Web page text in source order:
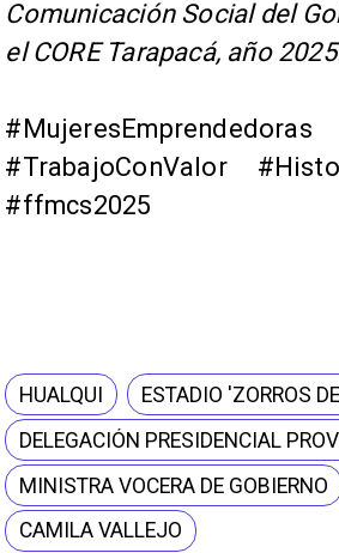
Comunicación Social del
el CORE Tarapacá, año
#TrabajoConValor
#ffmcs2025
HUALQUI
ESTADIO 'ZORROS
DELEGACIÓN PRESIDENCIAL
MINISTRA VOCERA DE GOBIERNO
CAMILA VALLEJO